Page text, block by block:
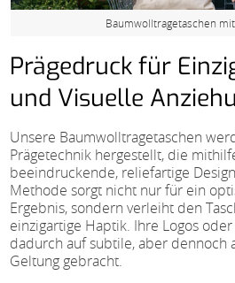
Baumwolltragetaschen
Prägedruck für
und Visuelle
Unsere Baumwolltragetaschen
Prägetechnik hergestellt, die
beeindruckende, reliefartige
Methode sorgt nicht nur für ein
Ergebnis, sondern verleiht den
einzigartige Haptik. Ihre Logos
dadurch auf subtile, aber dennoch
Geltung gebracht.